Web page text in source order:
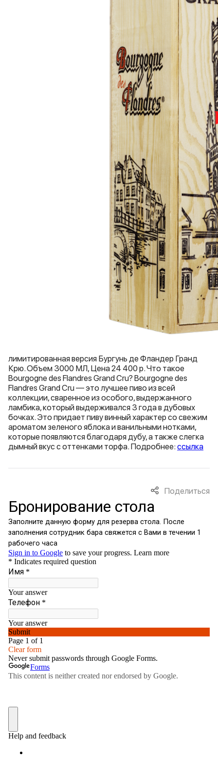
лимитированная версия Бургунь де Фландер Гранд
Крю. Объем 3000 МЛ, Цена 24 400 р. Что такое
Bourgogne des Flandres Grand Cru? Bourgogne des
Flandres Grand Cru — это лучшее пиво из всей
коллекции, сваренное из особого, выдержанного
ламбика, который выдерживался 3 года в дубовых
бочках. Это придает пиву винный характер со свежим
ароматом зеленого яблока и ванильными нотками,
которые появляются благодаря дубу, а также слегка
дымный вкус с оттенками торфа. Подробнее: ссылка
Поделиться